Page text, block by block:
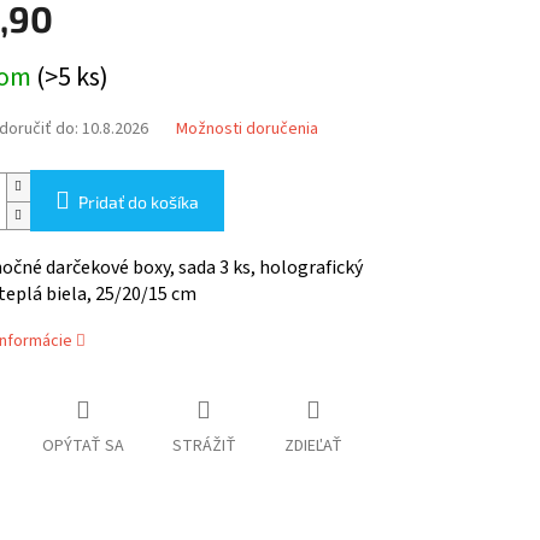
(>5 ks)
do: 10.8.2026 Možnosti doručenia
Pridať do košíka
darčekové boxy, sada 3 ks, holografický
biela, 25/20/15 cm
OPÝTAŤ SA STRÁŽIŤ ZDIEĽAŤ